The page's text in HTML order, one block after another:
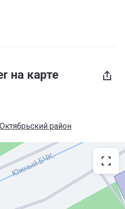
на карте
Октябрьский район